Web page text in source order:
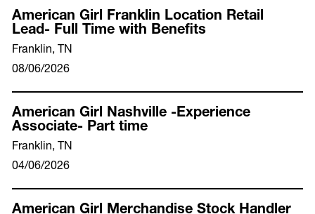
American Girl Franklin Location Retail
Lead- Full Time with Benefits
Franklin, TN
08/06/2026
American Girl Nashville -Experience
Associate- Part time
Franklin, TN
04/06/2026
American Girl Merchandise Stock Handler